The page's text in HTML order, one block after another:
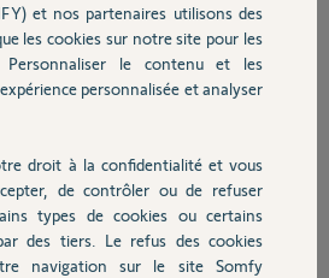
au fil de discussion
et nos partenaires utilisons des
les cookies sur notre site pour les
Personnaliser le contenu et les
personnalisée et analyser
droit à la confidentialité et vous
de contrôler ou de refuser
types de cookies ou certains
des tiers. Le refus des cookies
navigation sur le site Somfy